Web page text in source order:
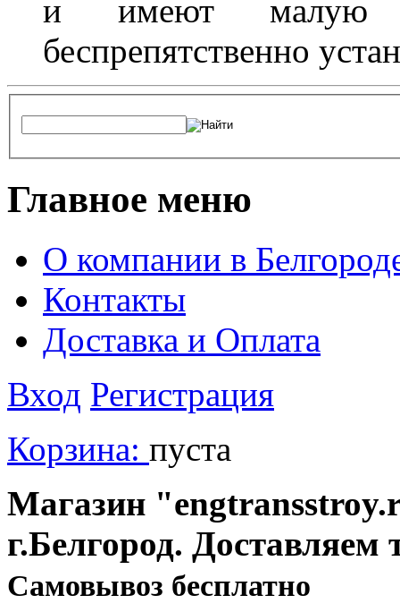
и имеют малую
беспрепятственно
Главное меню
О компании в
Контакты
Доставка и Оплата
Вход Регистрация
Корзина: пуста
Магазин
г.Белгород.
Cамовывоз бесплатно